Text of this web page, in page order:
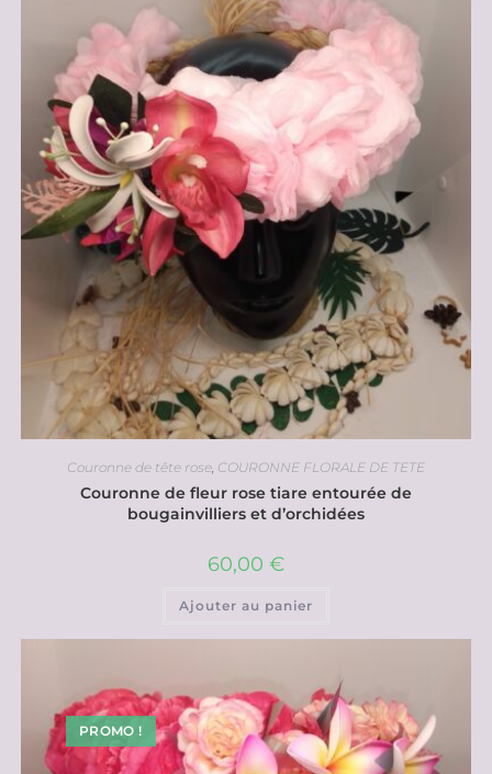
Couronne de tête rose, COURONNE FLORALE DE TETE
Couronne de fleur rose tiare entourée de
bougainvilliers et d’orchidées
60,00 €
Ajouter au panier
PROMO !